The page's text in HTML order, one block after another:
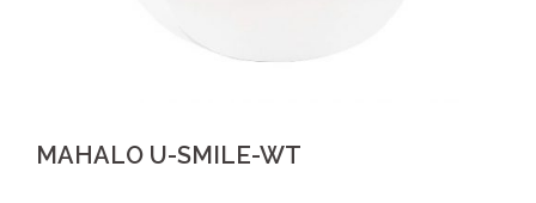
MAHALO U-SMILE-WT